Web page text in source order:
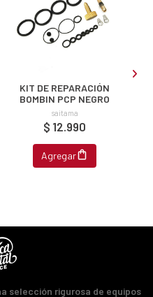
KIT DE REPARACIÓN
BOMBIN PCP NEGRO
saitama
$ 12.990
Agregar
selección rigurosa de equipos